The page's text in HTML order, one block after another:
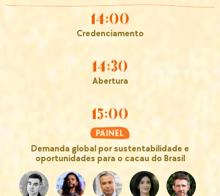
14:00
Credenciamento
14:30
Abertura
15:00
Demanda global por sustentabilidade e
oportunidades para o cacau do Brasil